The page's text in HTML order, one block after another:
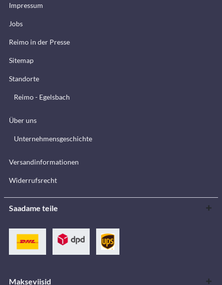
Impressum
Jobs
Reimo in der Presse
Sitemap
Standorte
Reimo - Egelsbach
Über uns
Unternehmensgeschichte
Versandinformationen
Widerrufsrecht
Saadame teile
Makseviisid